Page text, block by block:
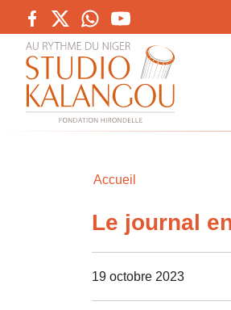
Accueil
Le journal
19 octobre 2023